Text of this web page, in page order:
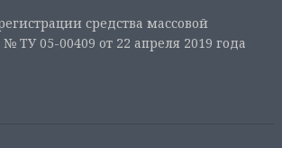
средства массовой
05-00409 от 22 апреля 2019 года